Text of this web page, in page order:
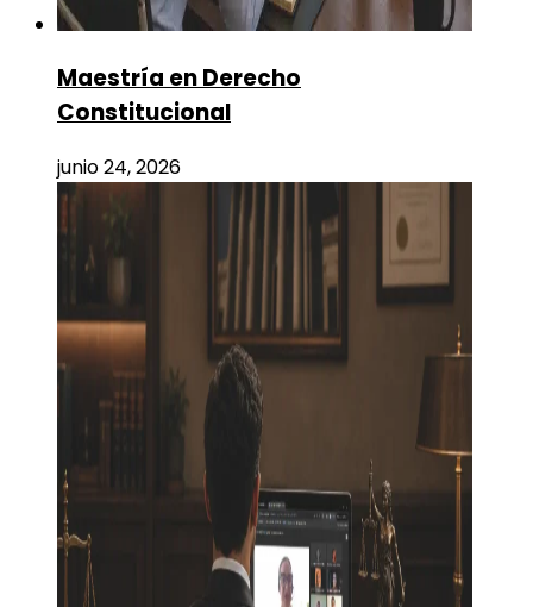
Maestría en Derecho
Constitucional
junio 24, 2026